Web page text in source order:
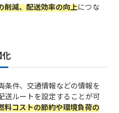
削減、配送効率の向上につな
件、交通情報などの情報を
送ルートを設定することが可
料コストの節約や環境負荷の